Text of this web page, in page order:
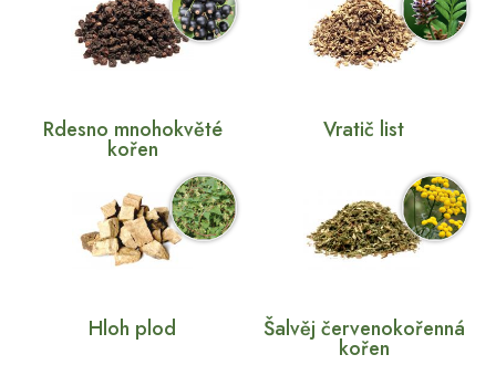
Rdesno mnohokvěté
kořen
Vratič list
Hloh plod Šalvěj červenokořenná
kořen